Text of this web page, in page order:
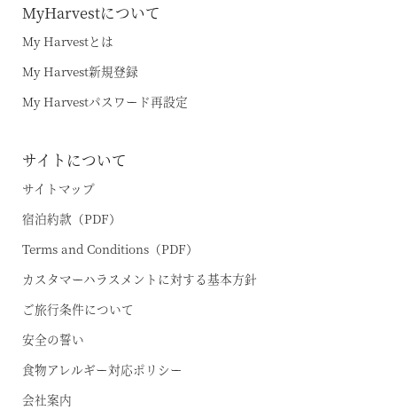
MyHarvestについて
My Harvestとは
My Harvest新規登録
My Harvestパスワード再設定
サイトについて
サイトマップ
宿泊約款（PDF）
Terms and Conditions（PDF）
カスタマーハラスメントに対する基本方針
ご旅行条件について
安全の誓い
食物アレルギー対応ポリシー
会社案内